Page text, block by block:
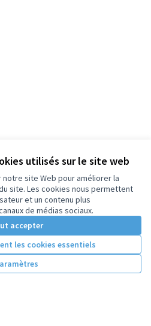
utilisés sur le site web
site Web pour améliorer la
site. Les cookies nous permettent
et un contenu plus
de médias sociaux.
accepter
les cookies essentiels